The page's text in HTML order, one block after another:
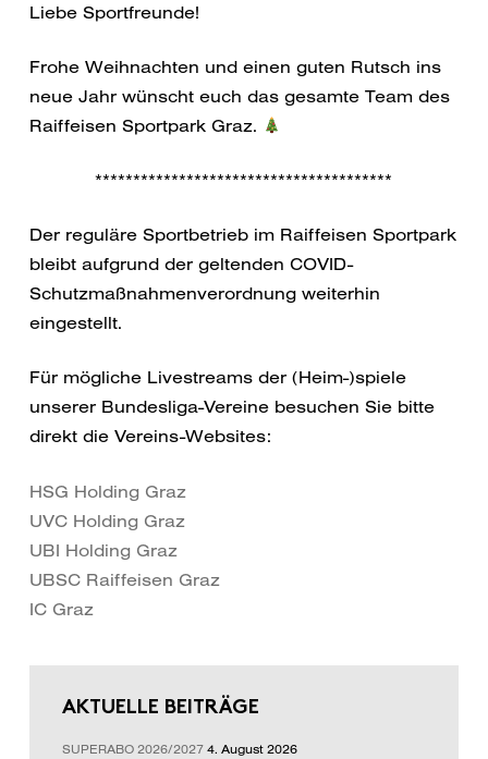
Liebe Sportfreunde!
Frohe Weihnachten und einen guten Rutsch ins
neue Jahr wünscht euch das gesamte Team des
Raiffeisen Sportpark Graz.
***************************************
Der reguläre Sportbetrieb im Raiffeisen Sportpark
bleibt aufgrund der geltenden COVID-
Schutzmaßnahmenverordnung weiterhin
eingestellt.
Für mögliche Livestreams der (Heim-)spiele
unserer Bundesliga-Vereine besuchen Sie bitte
direkt die Vereins-Websites:
HSG Holding Graz
UVC Holding Graz
UBI Holding Graz
UBSC Raiffeisen Graz
IC Graz
AKTUELLE BEITRÄGE
SUPERABO 2026/2027 4. August 2026